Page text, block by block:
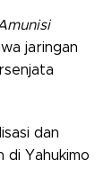
jaringan
dan
di Yahukimo